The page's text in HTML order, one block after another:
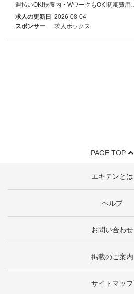
週払いOK!扶養内・WワークもOK!初期費用…
求人の更新日 2026-08-04
スポンサー
求人ボックス
PAGE TOP
エキテンとは
ヘルプ
お問い合わせ
掲載のご案内
サイトマップ